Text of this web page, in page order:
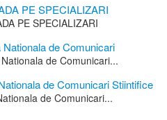
PE SPECIALIZARI
PE SPECIALIZARI
de Comunicari
de Comunicari...
de Comunicari Stiintifice
de Comunicari...